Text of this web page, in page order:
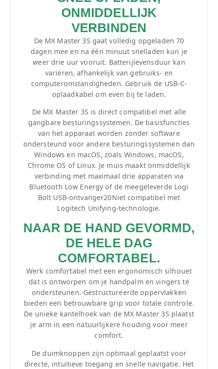
ONMIDDELLIJK
VERBINDEN
De MX Master 3S gaat volledig opgeladen 70
dagen mee en na één minuut snelladen kun je
weer drie uur vooruit. Batterijlevensduur kan
variëren, afhankelijk van gebruiks- en
computeromstandigheden. Gebruik de USB-C-
oplaadkabel om even bij te laden.
De MX Master 3S is direct compatibel met alle
gangbare besturingssystemen. De basisfuncties
van het apparaat worden zonder software
ondersteund voor andere besturingssystemen dan
Windows en macOS, zoals Windows, macOS,
Chrome OS of Linux. Je muis maakt onmiddellijk
verbinding met maximaal drie apparaten via
Bluetooth Low Energy of de meegeleverde Logi
Bolt USB-ontvanger20Niet compatibel met
Logitech Unifying-technologie.
NAAR DE HAND GEVORMD,
DE HELE DAG
COMFORTABEL.
Werk comfortabel met een ergonomisch silhouet
dat is ontworpen om je handpalm en vingers te
ondersteunen. Gestructureerde oppervlakken
bieden een betrouwbare grip voor totale controle.
De unieke kantelhoek van de MX Master 3S plaatst
je arm in een natuurlijkere houding voor meer
comfort.
De duimknoppen zijn optimaal geplaatst voor
directe, intuïtieve toegang en snelle navigatie. Het